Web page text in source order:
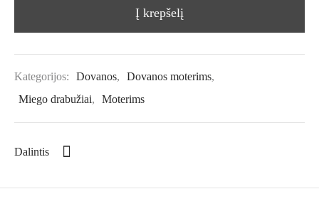
Į krepšelį
Kategorijos: Dovanos, Dovanos moterims,
Miego drabužiai, Moterims
Dalintis